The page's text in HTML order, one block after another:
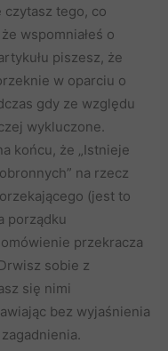
czytasz tego, co
wspomniałeś o
piszesz, że
w oparciu o
gdy ze względu
wykluczone.
końcu, że „Istnieje
na rzecz
(jest to
porządku
przekracza
sobie z
się nimi
bez wyjaśnienia